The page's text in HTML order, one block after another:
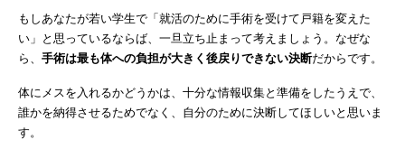
もしあなたが若い学生で「就活のために手術を受けて戸籍を変えた
い」と思っているならば、一旦立ち止まって考えましょう。なぜな
ら、 手術は最も体への負担が大きく後戻りできない決断だからです。
体にメスを入れるかどうかは、十分な情報収集と準備をしたうえで、
誰かを納得させるためでなく、自分のために決断してほしいと思いま
す。